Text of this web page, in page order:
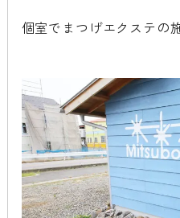
個室でまつげエクステの